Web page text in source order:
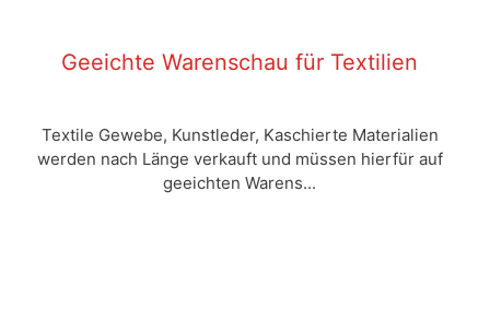
Geeichte Warenschau für Textilien
Textile Gewebe, Kunstleder, Kaschierte Materialien
werden nach Länge verkauft und müssen hierfür auf
geeichten Warens...